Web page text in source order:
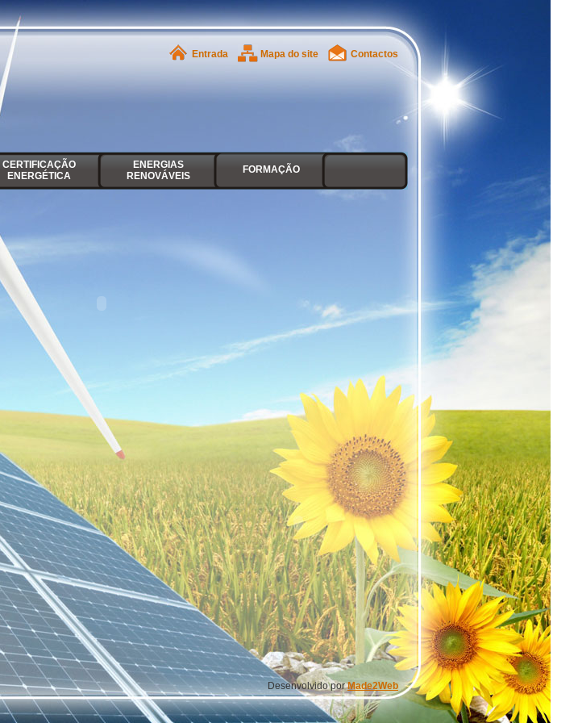
Entrada Mapa do site Contactos
CERTIFICAÇÃO
ENERGÉTICA
ENERGIAS
RENOVÁVEIS
FORMAÇÃO
Desenvolvido porMade2Web